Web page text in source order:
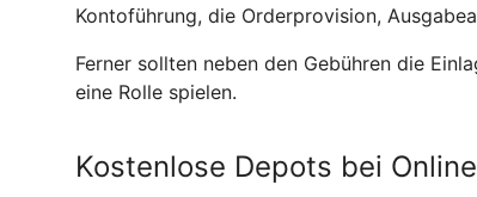
Kontoführung, die Orderprovision,
Ferner sollten neben den Gebühren die
eine Rolle spielen.
Kostenlose Depots bei